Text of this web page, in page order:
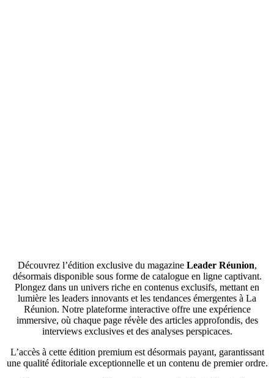
Découvrez l’édition exclusive du magazine Leader Réunion,
désormais disponible sous forme de catalogue en ligne captivant.
Plongez dans un univers riche en contenus exclusifs, mettant en
lumière les leaders innovants et les tendances émergentes à La
Réunion. Notre plateforme interactive offre une expérience
immersive, où chaque page révèle des articles approfondis, des
interviews exclusives et des analyses perspicaces.
L’accès à cette édition premium est désormais payant, garantissant
une qualité éditoriale exceptionnelle et un contenu de premier ordre.